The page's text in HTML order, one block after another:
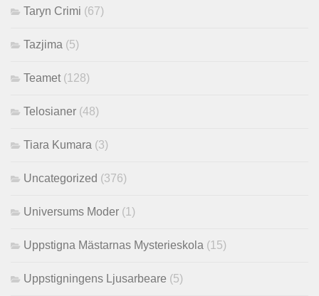
Taryn Crimi (67)
Tazjima (5)
Teamet (128)
Telosianer (48)
Tiara Kumara (3)
Uncategorized (376)
Universums Moder (1)
Uppstigna Mästarnas Mysterieskola (15)
Uppstigningens Ljusarbeare (5)